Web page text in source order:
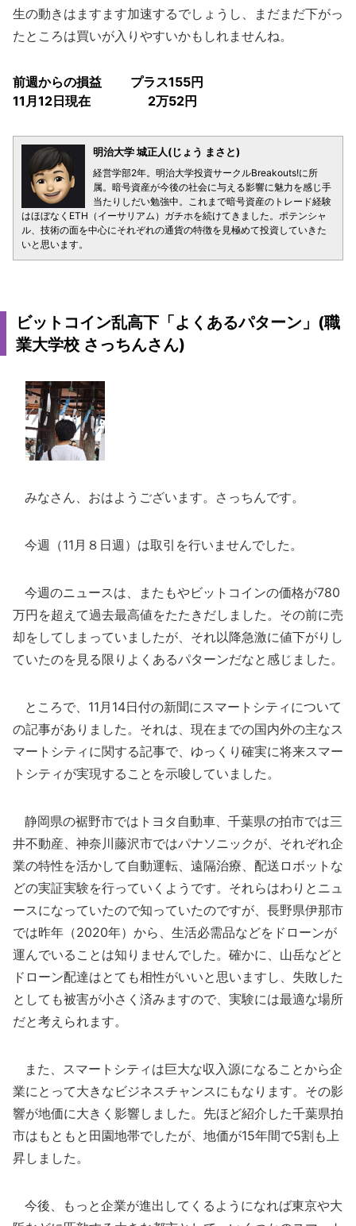
生の動きはますます加速するでしょうし、まだまだ下がっ
たところは買いが入りやすいかもしれませんね。
前週からの損益 プラス155円
11月12日現在 2万52円
明治大学 城正人(じょう まさと)
経営学部2年。明治大学投資サークルBreakouts!に所
属。暗号資産が今後の社会に与える影響に魅力を感じ手
当たりしだい勉強中。これまで暗号資産のトレード経験
はほぼなくETH（イーサリアム）ガチホを続けてきました。ポテンシャ
ル、技術の面を中心にそれぞれの通貨の特徴を見極めて投資していきた
いと思います。
ビットコイン乱高下「よくあるパターン」(職
業大学校 さっちんさん)
みなさん、おはようございます。さっちんです。
今週（11月８日週）は取引を行いませんでした。
今週のニュースは、またもやビットコインの価格が780
万円を超えて過去最高値をたたきだしました。その前に売
却をしてしまっていましたが、それ以降急激に値下がりし
ていたのを見る限りよくあるパターンだなと感じました。
ところで、11月14日付の新聞にスマートシティについて
の記事がありました。それは、現在までの国内外の主なス
マートシティに関する記事で、ゆっくり確実に将来スマー
トシティが実現することを示唆していました。
静岡県の裾野市ではトヨタ自動車、千葉県の拍市では三
井不動産、神奈川藤沢市ではパナソニックが、それぞれ企
業の特性を活かして自動運転、遠隔治療、配送ロボットな
どの実証実験を行っていくようです。それらはわりとニュ
ースになっていたので知っていたのですが、長野県伊那市
では昨年（2020年）から、生活必需品などをドローンが
運んでいることは知りませんでした。確かに、山岳などと
ドローン配達はとても相性がいいと思いますし、失敗した
としても被害が小さく済みますので、実験には最適な場所
だと考えられます。
また、スマートシティは巨大な収入源になることから企
業にとって大きなビジネスチャンスにもなります。その影
響が地価に大きく影響しました。先ほど紹介した千葉県拍
市はもともと田園地帯でしたが、地価が15年間で5割も上
昇しました。
今後、もっと企業が進出してくるようになれば東京や大